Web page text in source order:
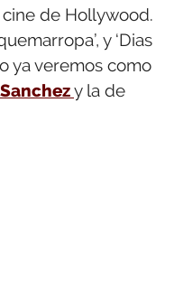
de Hollywood.
y ‘Dias
ya veremos como
y la de